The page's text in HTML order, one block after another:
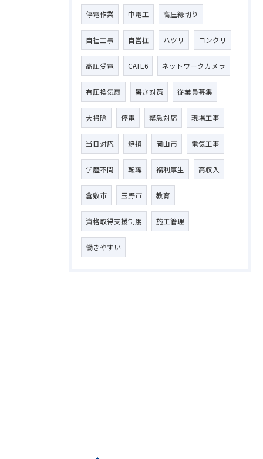
停電作業 中電工 高圧縁切り
自社工事 自営柱 ハツリ コンクリ
高圧受電 CATE6 ネットワークカメラ
有圧換気扇 暑さ対策 従業員募集
大掃除 停電 緊急対応 現場工事
当日対応 焼損 岡山市 電気工事
学歴不問 転職 福利厚生 高収入
倉敷市 玉野市 教育
資格取得支援制度 施工管理
働きやすい